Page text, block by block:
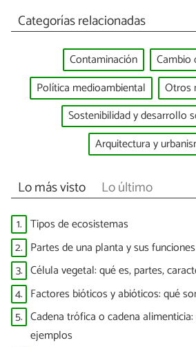
Categorías relacionadas
Contaminación
Cambio
Política medioambiental
Otros
Sostenibilidad y desarrollo
Arquitectura y
Lo más visto Lo último
1. Tipos de ecosistemas
2. Partes de una planta y sus funciones
3. Célula vegetal: qué es, partes,
4. Factores bióticos y abióticos: qué
5. Cadena trófica o cadena
ejemplos